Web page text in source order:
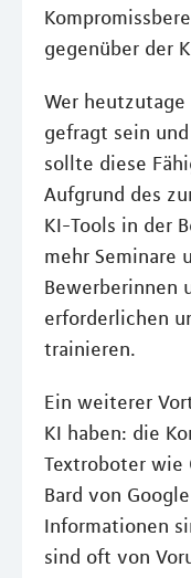
gegenüber der
Wer
gefragt sein
sollte diese
Aufgrund des
KI-Tools in der
mehr Seminare
Bewerberinnen
erforderlichen
trainieren.
Ein weiterer
KI haben: die
Textroboter wie
Bard von
Informationen
sind oft von